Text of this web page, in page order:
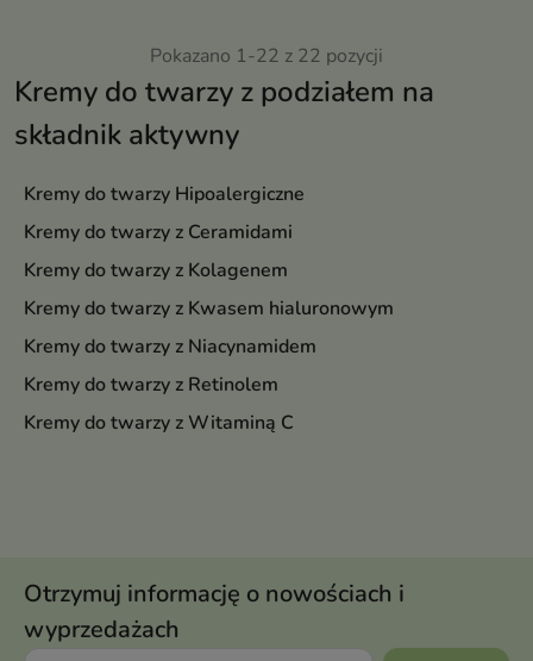
Kremy do twarzy z podziałem na
składnik aktywny
Kremy do twarzy Hipoalergiczne
Kremy do twarzy z Ceramidami
Kremy do twarzy z Kolagenem
Kremy do twarzy z Kwasem hialuronowym
Kremy do twarzy z Niacynamidem
Kremy do twarzy z Retinolem
Kremy do twarzy z Witaminą C
Pokazano 1-22 z 22 pozycji
Otrzymuj informację o nowościach i
wyprzedażach